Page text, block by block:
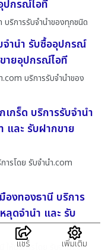
ปกรณ์ไอที
บริการรับจำนำของทุกชนิด
จำนำ รับซื้ออุปกรณ์
ายอุปกรณ์ไอที
บริการรับจำนำของ
กร็ด บริการรับจำนำ
และ รับฝากขาย
ารโดย รับจํานํา.com
องทองธานี บริการ
ลุดจำนำ และ รับ
ห้บริการโดย รับจํานํา.c
แชร์ เพิ่มเติม